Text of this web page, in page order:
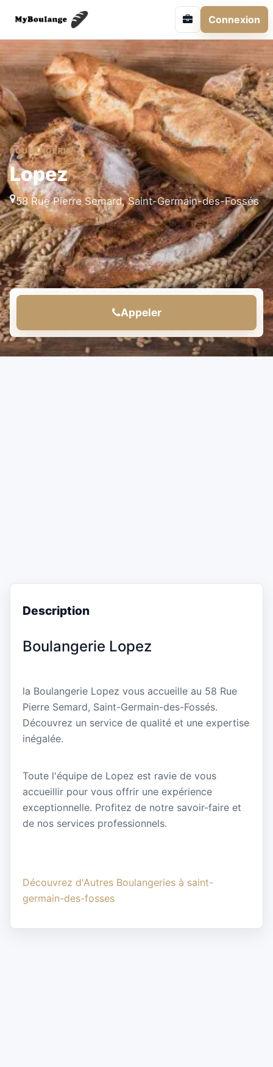
Connexion
BOULANGERIE
Lopez
58 Rue Pierre Semard, Saint-Germain-des-Fossés
Appeler
Description
Boulangerie Lopez
la Boulangerie Lopez vous accueille au 58 Rue
Pierre Semard, Saint-Germain-des-Fossés.
Découvrez un service de qualité et une expertise
inégalée.
Toute l'équipe de Lopez est ravie de vous
accueillir pour vous offrir une expérience
exceptionnelle. Profitez de notre savoir-faire et
de nos services professionnels.
Découvrez d'Autres Boulangeries à saint-
germain-des-fosses